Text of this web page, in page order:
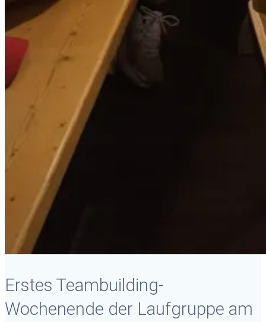
Erstes Teambuilding-
Wochenende der Laufgruppe am